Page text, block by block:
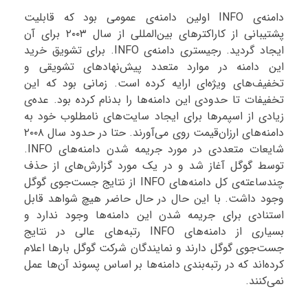
دامنه‌ی INFO اولین دامنه‌ی عمومی بود که قابلیت
پشتیبانی از کاراکترهای بین‌المللی از سال ۲۰۰۳ برای آن
ایجاد گردید. رجیستری دامنه‌ی INFO. برای تشویق خرید
این دامنه در موارد متعدد پیش‌نهادهای تشویقی و
تخفیف‌های ویژه‌ای ارایه کرده است. زمانی بود که این
تخفیفات تا حدودی این دامنه‌ها را بدنام کرده بود. عده‌ی
زیادی از اسپمرها برای ایجاد سایت‌های نامطلوب خود به
دامنه‌های ارزان‌قیمت روی می‌آورند. حتا در حدود سال ۲۰۰۸
شایعات متعددی در مورد جریمه شدن دامنه‌های INFO.
توسط گوگل آغاز شد و در یک مورد گزارش‌های از حذف
چندساعته‌ی کل دامنه‌های INFO از نتایج جست‌جوی گوگل
وجود داشت. با این حال در حال حاضر هیچ شواهد قابل
استنادی برای جریمه شدن این دامنه‌ها وجود ندارد و
بسیاری از دامنه‌های INFO رتبه‌های عالی در نتایج
جست‌جوی گوگل دارند و نمایندگان شرکت گوگل بارها اعلام
کرده‌اند که در رتبه‌بندی دامنه‌ها بر اساس پسوند آن‌ها عمل
نمی‌کنند.